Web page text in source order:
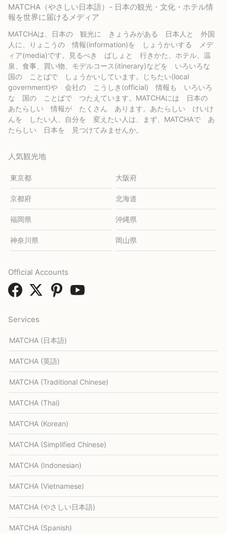
MATCHA（やさしい日本語）- 日本の観光・文化・ホテル情
報を世界に届けるメディア
MATCHAは、日本の 観光に きょうみがある 日本人と 外国
人に、りょこうの 情報(information)を しょうかいする メデ
ィア(media)です。見るべき ばしょと 行きかた、ホテル、温
泉、食事、買い物、モデルコース(itinerary)などを いろいろな
国の ことばで しょうかいしています。じちたい(local
government)や 会社の こうしき(official) 情報も いろいろ
な 国の ことばで つたえています。MATCHAには 日本の
あたらしい 情報が たくさん あります。あたらしい けいけ
んを したい人、自分を 変えたい人は、まず、MATCHAで あ
たらしい 日本を 見つけてみませんか。
人気観光地
東京都 大阪府
京都府 北海道
福岡県 沖縄県
神奈川県 岡山県
Services
MATCHA (日本語)
MATCHA (英語)
MATCHA (Traditional Chinese)
MATCHA (Thai)
MATCHA (Korean)
MATCHA (Simplified Chinese)
MATCHA (Indonesian)
MATCHA (Vietnamese)
MATCHA (やさしい日本語)
MATCHA (Spanish)
Official Accounts